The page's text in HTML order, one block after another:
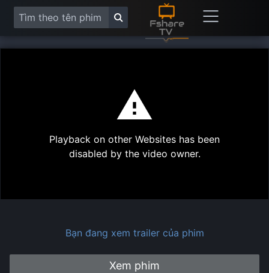
Play
Playback on other Websites has been
disabled by the video owner.
Bạn đang xem trailer của phim
Xem phim